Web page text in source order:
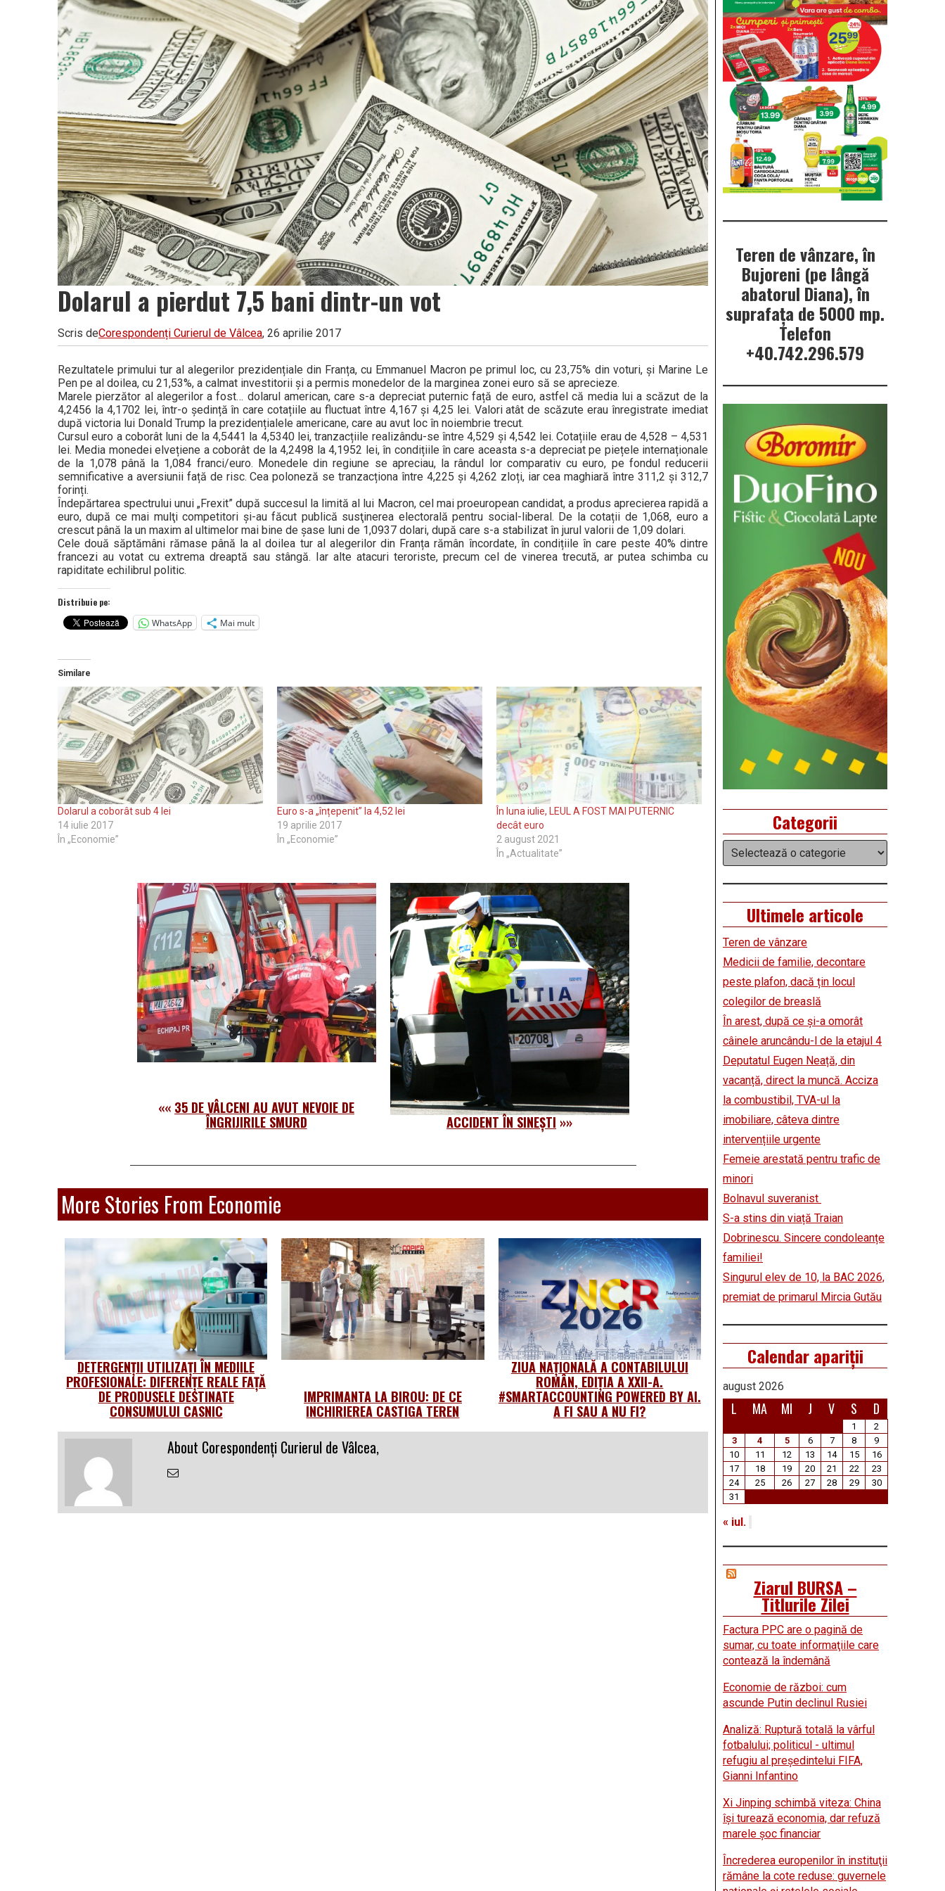
Dolarul a pierdut 7,5 bani dintr-un vot
Scris deCorespondenți Curierul de Vâlcea, 26 aprilie 2017
Rezultatele primului tur al alegerilor prezidențiale din Franța, cu Emmanuel Macron pe primul loc, cu 23,75% din voturi, și Marine Le
Pen pe al doilea, cu 21,53%, a calmat investitorii și a permis monedelor de la marginea zonei euro să se aprecieze.
Marele pierzător al alegerilor a fost… dolarul american, care s-a depreciat puternic față de euro, astfel că media lui a scăzut de la
4,2456 la 4,1702 lei, într-o ședință în care cotațiile au fluctuat între 4,167 și 4,25 lei. Valori atât de scăzute erau înregistrate imediat
după victoria lui Donald Trump la prezidențialele americane, care au avut loc în noiembrie trecut.
Cursul euro a coborât luni de la 4,5441 la 4,5340 lei, tranzacțiile realizându-se între 4,529 și 4,542 lei. Cotațiile erau de 4,528 – 4,531
lei. Media monedei elvețiene a coborât de la 4,2498 la 4,1952 lei, în condițiile în care aceasta s-a depreciat pe piețele internaționale
de la 1,078 până la 1,084 franci/euro. Monedele din regiune se apreciau, la rândul lor comparativ cu euro, pe fondul reducerii
semnificative a aversiunii față de risc. Cea poloneză se tranzacționa între 4,225 și 4,262 zloți, iar cea maghiară între 311,2 și 312,7
forinți.
Îndepărtarea spectrului unui „Frexit” după succesul la limită al lui Macron, cel mai proeuropean candidat, a produs aprecierea rapidă a
euro, după ce mai mulţi competitori şi-au făcut publică susţinerea electorală pentru social-liberal. De la cotații de 1,068, euro a
crescut până la un maxim al ultimelor mai bine de șase luni de 1,0937 dolari, după care s-a stabilizat în jurul valorii de 1,09 dolari.
Cele două săptămâni rămase până la al doilea tur al alegerilor din Franța rămân încordate, în condițiile în care peste 40% dintre
francezi au votat cu extrema dreaptă sau stângă. Iar alte atacuri teroriste, precum cel de vinerea trecută, ar putea schimba cu
rapiditate echilibrul politic.
Distribuie pe:
WhatsApp
Mai mult
Similare
Dolarul a coborât sub 4 lei
14 iulie 2017
În „Economie”
Euro s-a „înțepenit” la 4,52 lei
19 aprilie 2017
În „Economie”
În luna iulie, LEUL A FOST MAI PUTERNIC
decât euro
2 august 2021
În „Actualitate”
«« 35 DE VÂLCENI AU AVUT NEVOIE DE
ÎNGRIJIRILE SMURD
ACCIDENT ÎN SINEȘTI »»
More Stories From Economie
DETERGENȚII UTILIZAȚI ÎN MEDIILE
PROFESIONALE: DIFERENȚE REALE FAȚĂ
DE PRODUSELE DESTINATE
CONSUMULUI CASNIC
IMPRIMANTA LA BIROU: DE CE
INCHIRIEREA CASTIGA TEREN
ZIUA NAȚIONALĂ A CONTABILULUI
ROMÂN, EDIȚIA A XXII-A.
#SMARTACCOUNTING POWERED BY AI.
A FI SAU A NU FI?
About Corespondenți Curierul de Vâlcea,
Email
Teren de vânzare, în
Bujoreni (pe lângă
abatorul Diana), în
suprafața de 5000 mp.
Telefon
+40.742.296.579
Categorii
Categorii
Ultimele articole
Teren de vânzare
Medicii de familie, decontare
peste plafon, dacă țin locul
colegilor de breaslă
În arest, după ce și-a omorât
câinele aruncându-l de la etajul 4
Deputatul Eugen Neață, din
vacanță, direct la muncă. Acciza
la combustibil, TVA-ul la
imobiliare, câteva dintre
intervențiile urgente
Femeie arestată pentru trafic de
minori
Bolnavul suveranist
S-a stins din viață Traian
Dobrinescu. Sincere condoleanțe
familiei!
Singurul elev de 10, la BAC 2026,
premiat de primarul Mircia Gutău
Calendar apariții
august 2026
L MA MI J V S D
1
2
3
4 5 6 7 8
9
10
11 12 13 14 15
16
17
18 19 20 21 22
23
24
25 26 27 28 29
30
31
« iul.
Ziarul BURSA –
Titlurile Zilei
Factura PPC are o pagină de
sumar, cu toate informaţiile care
contează la îndemână
Economie de război: cum
ascunde Putin declinul Rusiei
Analiză: Ruptură totală la vârful
fotbalului; politicul - ultimul
refugiu al preşedintelui FIFA,
Gianni Infantino
Xi Jinping schimbă viteza: China
îşi turează economia, dar refuză
marele şoc financiar
Încrederea europenilor în instituţii
rămâne la cote reduse: guvernele